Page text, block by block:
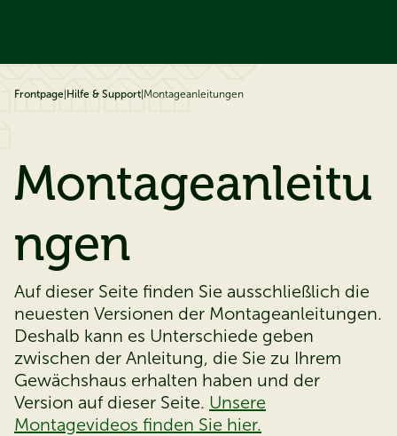
Frontpage Hilfe & Support Montageanleitungen
Montageanleitu
ngen
Auf dieser Seite finden Sie ausschließlich die
neuesten Versionen der Montageanleitungen.
Deshalb kann es Unterschiede geben
zwischen der Anleitung, die Sie zu Ihrem
Gewächshaus erhalten haben und der
Version auf dieser Seite. Unsere
Montagevideos finden Sie hier.